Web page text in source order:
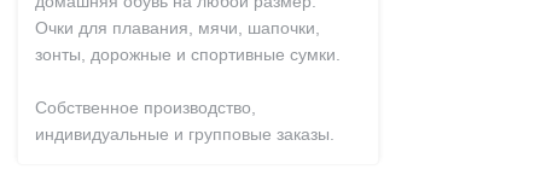
Очки для плавания, мячи, шапочки,
зонты, дорожные и спортивные сумки.
Собственное производство,
индивидуальные и групповые заказы.